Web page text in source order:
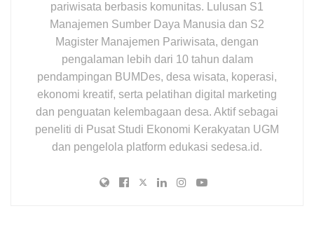
pariwisata berbasis komunitas. Lulusan S1
Manajemen Sumber Daya Manusia dan S2
Magister Manajemen Pariwisata, dengan
pengalaman lebih dari 10 tahun dalam
pendampingan BUMDes, desa wisata, koperasi,
ekonomi kreatif, serta pelatihan digital marketing
dan penguatan kelembagaan desa. Aktif sebagai
peneliti di Pusat Studi Ekonomi Kerakyatan UGM
dan pengelola platform edukasi sedesa.id.